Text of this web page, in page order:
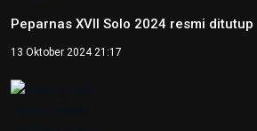
Peparnas XVII Solo 2024 resmi ditutup
13 Oktober 2024 21:17